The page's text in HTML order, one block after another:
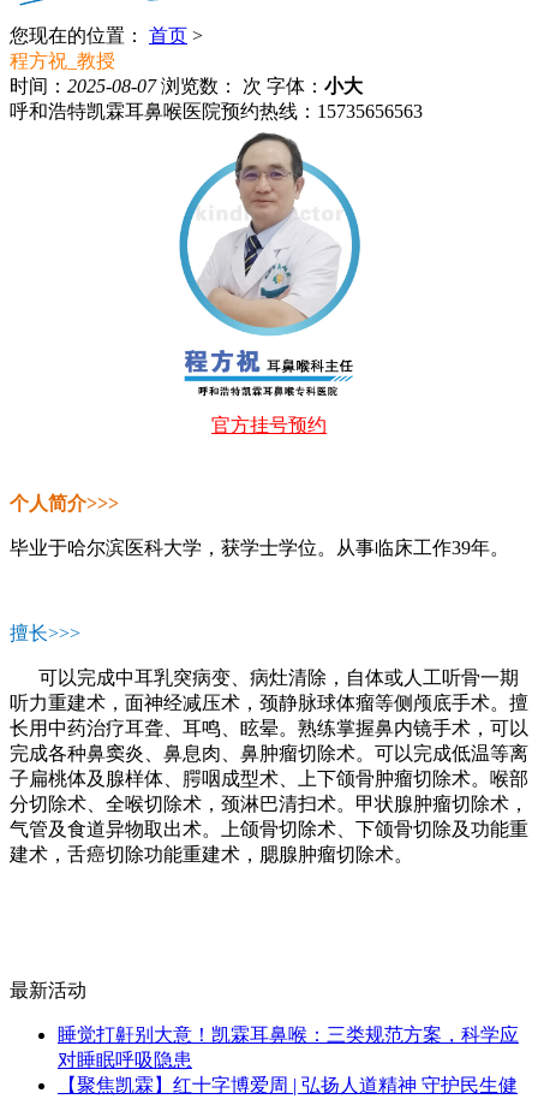
您现在的位置： 首页 >
程方祝_教授
时间： 2025-08-07 浏览数： 次 字体： 小大
呼和浩特凯霖耳鼻喉医院预约热线：15735656563
官方挂号预约
个人简介>>>
毕业于哈尔滨医科大学，获学士学位。 从事临床工作39年。
擅长>>>
可以完成中耳乳突病变、病灶清除，自体或人工听骨一期
听力重建术，面神经减压术，颈静脉球体瘤等侧颅底手术。擅
长用中药治疗耳聋、耳鸣、眩晕。熟练掌握鼻内镜手术，可以
完成各种鼻窦炎、鼻息肉、鼻肿瘤切除术。可以完成低温等离
子扁桃体及腺样体、腭咽成型术、上下颌骨肿瘤切除术。喉部
分切除术、全喉切除术，颈淋巴清扫术。甲状腺肿瘤切除术，
气管及食道异物取出术。上颌骨切除术、下颌骨切除及功能重
建术，舌癌切除功能重建术，腮腺肿瘤切除术。
最新活动
睡觉打鼾别大意！凯霖耳鼻喉：三类规范方案，科学应
对睡眠呼吸隐患
【聚焦凯霖】红十字博爱周 | 弘扬人道精神 守护民生健